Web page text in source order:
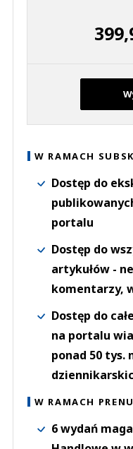
W RAMACH
Dostęp do
portalu
Dostęp do
artykułów -
komentarzy,
Dostęp do
na portalu
ponad 50 tys.
W RAMACH
6 wydań